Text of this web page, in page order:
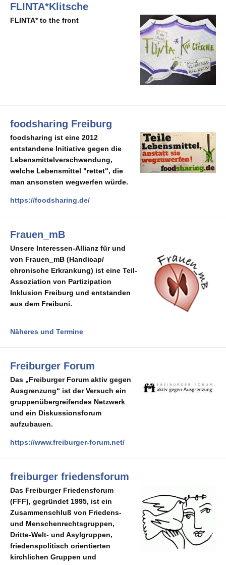
FLINTA*Klitsche
FLINTA* to the front
foodsharing Freiburg
foodsharing ist eine 2012
entstandene Initiative gegen die
Lebensmittelverschwendung,
welche Lebensmittel "rettet", die
man ansonsten wegwerfen würde.
https://foodsharing.de/
Frauen_mB
Unsere Interessen-Allianz für und
von Frauen_mB (Handicap/
chronische Erkrankung) ist eine Teil-
Assoziation von Partizipation
Inklusion Freiburg und entstanden
aus dem Freibuni.
Näheres und Termine
Freiburger Forum
Das „Freiburger Forum aktiv gegen
Ausgrenzung“ ist der Versuch ein
gruppenübergreifendes Netzwerk
und ein Diskussionsforum
aufzubauen.
https://www.freiburger-forum.net/
freiburger friedensforum
Das Freiburger Friedensforum
(FFF), gegründet 1995, ist ein
Zusammenschluß von Friedens-
und Menschenrechtsgruppen,
Dritte-Welt- und Asylgruppen,
friedenspolitisch orientierten
kirchlichen Gruppen und